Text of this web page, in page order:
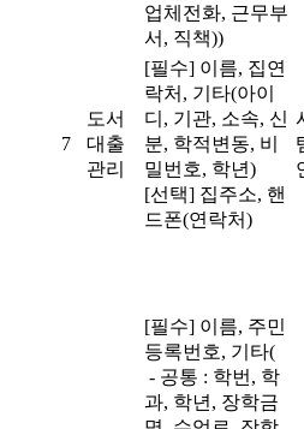
업체전화, 근무부
서, 직책))
7
도서
대출
관리
[필수] 이름, 집연
락처, 기타(아이
디, 기관, 소속, 신
분, 학적변동, 비
밀번호, 학년)
[선택] 집주소, 핸
드폰(연락처)
[필수] 이름, 주민
등록번호, 기타(
- 공통 : 학번, 학
과, 학년, 장학금